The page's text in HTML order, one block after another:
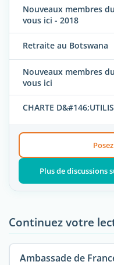
Nouveaux membres
vous ici - 2018
Retraite au Botswana
Nouveaux membres
vous ici
CHARTE
Plus de discussions
Continuez votre
Ambassade de